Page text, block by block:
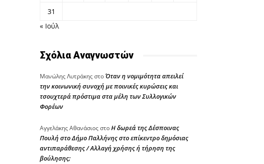
31
« Ιούλ
Σχόλια Αναγνωστών
Μανώλης ΛυτράκηςστοΌταν η νομιμότητα απειλεί
την κοινωνική συνοχή με ποινικές κυρώσεις και
τσουχτερά πρόστιμα στα μέλη των Συλλογικών
Φορέων
Αγγελάκης ΑθανάσιοςστοΗ δωρεά της Δέσποινας
Πουλή στο Δήμο Παλλήνης στο επίκεντρο δημόσιας
αντιπαράθεσης / Αλλαγή χρήσης ή τήρηση της
βούλησης;